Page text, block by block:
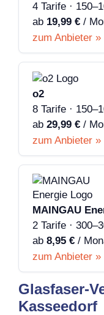
4 Tarife ·
ab 19,99 € /
zum Anbieter »
o2
8 Tarife ·
ab 29,99 € /
zum Anbieter »
MAINGAU
2 Tarife ·
ab 8,95 € /
zum Anbieter »
Glasfaser-
Kasseedorf